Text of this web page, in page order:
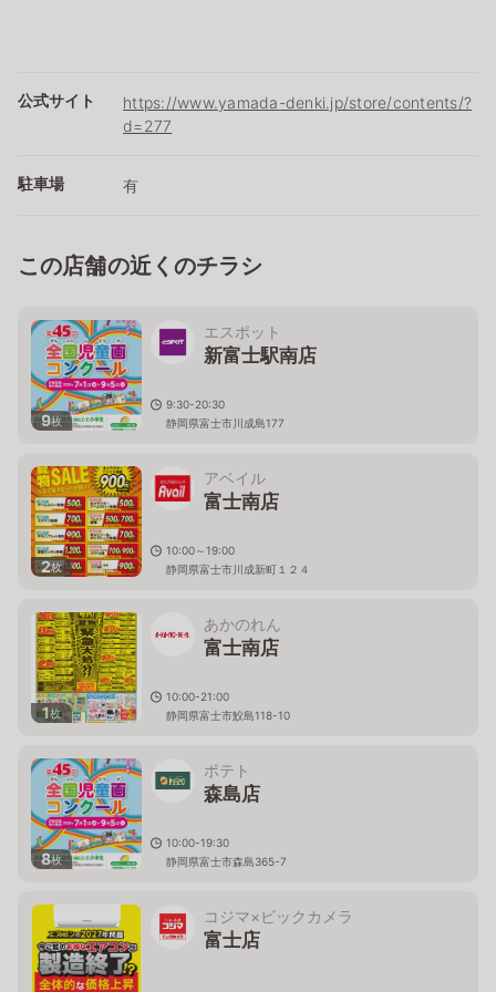
公式サイト
https://www.yamada-denki.jp/store/contents/?
d=277
駐車場 有
この店舗の近くのチラシ
9枚
エスポット
新富士駅南店
9:30-20:30
静岡県富士市川成島177
2枚
アベイル
富士南店
10:00～19:00
静岡県富士市川成新町１２４
1枚
あかのれん
富士南店
10:00-21:00
静岡県富士市鮫島118-10
8枚
ポテト
森島店
10:00-19:30
静岡県富士市森島365-7
コジマ×ビックカメラ
富士店